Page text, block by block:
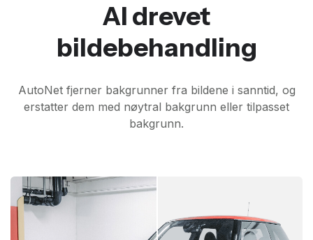
AI drevet
bildebehandling
AutoNet fjerner bakgrunner fra bildene i sanntid, og
erstatter dem med nøytral bakgrunn eller tilpasset
bakgrunn.